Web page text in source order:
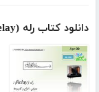
دانلود کتاب رله (Relay) - معرفی و انواع و کاربردها